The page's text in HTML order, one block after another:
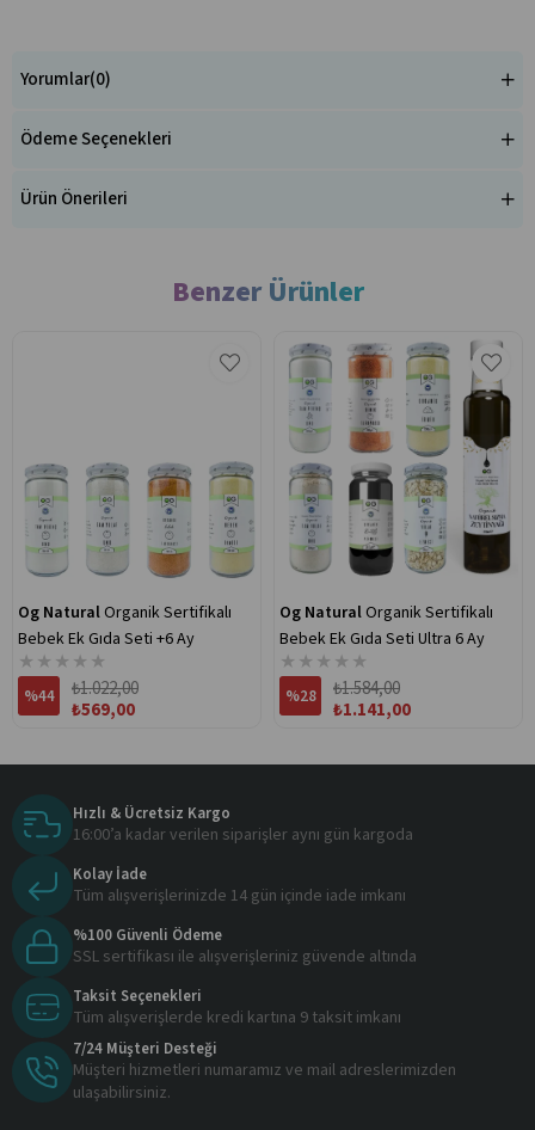
Yorumlar(0)
Ödeme Seçenekleri
Ürün Önerileri
Benzer Ürünler
Og NaturalOrganik Sertifikalı
Bebek Ek Gıda Seti +6 Ay
★ ★ ★ ★ ★
%44
₺569,00
₺1.022,00
Og NaturalOrganik Sertifikalı
Bebek Ek Gıda Seti Ultra 6 Ay
★ ★ ★ ★ ★
%28
₺1.141,00
₺1.584,00
Hızlı & Ücretsiz Kargo
16:00’a kadar verilen siparişler aynı gün kargoda
Kolay İade
Tüm alışverişlerinizde 14 gün içinde iade imkanı
%100 Güvenli Ödeme
SSL sertifikası ile alışverişleriniz güvende altında
Taksit Seçenekleri
Tüm alışverişlerde kredi kartına 9 taksit imkanı
7/24 Müşteri Desteği
Müşteri hizmetleri numaramız ve mail adreslerimizden
ulaşabilirsiniz.